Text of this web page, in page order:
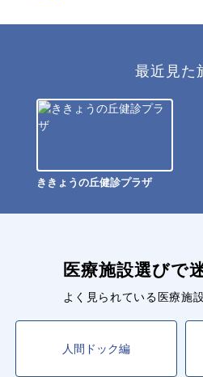
最近見た
ききょうの丘健診プラザ
医療施設選びで
よく見られている医療施
人間ドック編